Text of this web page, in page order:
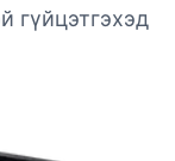
гүйцэтгэхэд